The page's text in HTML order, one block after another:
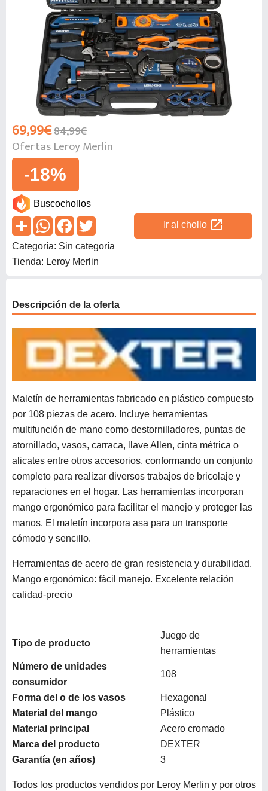
69,99€84,99€
Ofertas Leroy Merlin
-18%
Buscochollos
Ir al chollo open_in_new
Categoría: Sin categoría
Tienda: Leroy Merlin
Descripción de la oferta
Maletín de herramientas fabricado en plástico compuesto
por 108 piezas de acero. Incluye herramientas
multifunción de mano como destornilladores, puntas de
atornillado, vasos, carraca, llave Allen, cinta métrica o
alicates entre otros accesorios, conformando un conjunto
completo para realizar diversos trabajos de bricolaje y
reparaciones en el hogar. Las herramientas incorporan
mango ergonómico para facilitar el manejo y proteger las
manos. El maletín incorpora asa para un transporte
cómodo y sencillo.
Herramientas de acero de gran resistencia y durabilidad.
Mango ergonómico: fácil manejo. Excelente relación
calidad-precio
Tipo de producto
Juego de
herramientas
Número de unidades
consumidor
108
Forma del o de los vasos
Hexagonal
Material del mango
Plástico
Material principal
Acero cromado
Marca del producto
DEXTER
Garantía (en años)
3
Todos los productos vendidos por Leroy Merlin y por otros